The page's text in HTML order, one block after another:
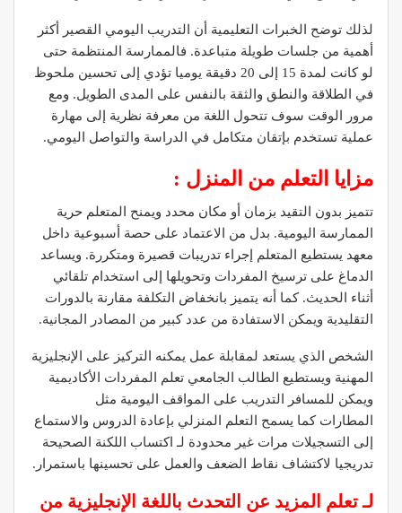
لذلك توضح الخبرات التعليمية أن التدريب اليومي القصير أكثر
أهمية من جلسات طويلة متباعدة. فالممارسة المنتظمة حتى
لو كانت لمدة 15 إلى 20 دقيقة يوميا تؤدي إلى تحسين ملحوظ
في الطلاقة والنطق والثقة بالنفس على المدى الطويل. ومع
مرور الوقت سوف تتحول اللغة من معرفة نظرية إلى مهارة
عملية تستخدم بإتقان متكامل في الدراسة والتواصل اليومي.
مزايا التعلم من المنزل :
تتميز بدون التقيد بزمان أو مكان محدد ويمنح المتعلم حرية
الممارسة اليومية. بدل من الاعتماد على حصة أسبوعية داخل
معهد يستطيع المتعلم إجراء تدريبات قصيرة ومتكررة. ويساعد
الدماغ على ترسيخ المفردات وتحويلها إلى استخدام تلقائي
أثناء الحديث. كما أنه يتميز بانخفاض التكلفة مقارنة بالدورات
التقليدية ويمكن الاستفادة من عدد كبير من المصادر المجانية.
الشخص الذي يستعد لمقابلة عمل يمكنه التركيز على الإنجليزية
المهنية ويستطيع الطالب الجامعي تعلم المفردات الأكاديمية
ويمكن للمسافر التدريب على المواقف اليومية مثل
المطارات كما يسمح التعلم المنزلي بإعادة الدروس والاستماع
إلى التسجيلات مرات غير محدودة لـ اكتساب اللكنة الصحيحة
تدريجيا لاكتشاف نقاط الضعف والعمل على تحسينها باستمرار.
لـ تعلم المزيد عن التحدث باللغة الإنجليزية من